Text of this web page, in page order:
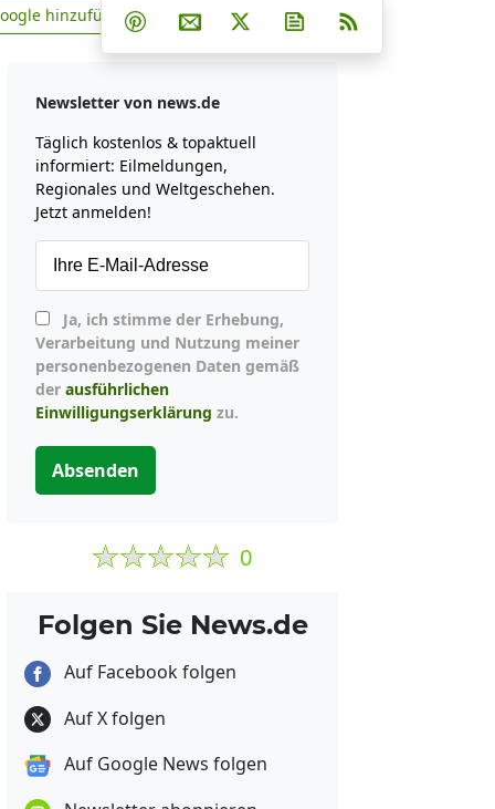
news.de zu Google hinzufügen
hinzufügen Teilen auf Facebook
Teilen auf Whatsapp
Teilen auf Telegram
Teilen auf Pinterest
Per E-Mail teilen
Post auf XNewsletter
Newsletter von news.de
Täglich kostenlos & topaktuell
informiert: Eilmeldungen,
Regionales und Weltgeschehen.
Jetzt anmelden!
Verarbeitung und Nutzung meiner
personenbezogenen Daten gemäß
der ausführlichen
Einwilligungserklärung zu.
Absenden
0
Folgen Sie News.de
Auf Facebook folgen
Auf X folgen
Auf Google News folgen